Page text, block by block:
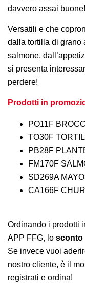
davvero assai buone!
Versatili e che
dalla tortilla di grano
salmone,
si presenta
perdere!
Prodotti in
PO11F
TO30F
PB28F
FM170F
SD269A
CA166F
Ordinando i prodotti
APP FFG, lo sconto
Se invece vuoi
nostro cliente, è il
registrati e ordina!